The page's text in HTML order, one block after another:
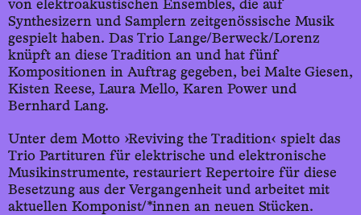
von elektroakustischen Ensembles, die auf
Synthesizern und Samplern zeitgenössische Musik
gespielt haben. Das Trio Lange/Berweck/Lorenz
knüpft an diese Tradition an und hat fünf
Kompositionen in Auftrag gegeben, bei Malte Giesen,
Kisten Reese, Laura Mello, Karen Power und
Bernhard Lang.
Unter dem Motto ›Reviving the Tradition‹ spielt das
Trio Partituren für elektrische und elektronische
Musikinstrumente, restauriert Repertoire für diese
Besetzung aus der Vergangenheit und arbeitet mit
aktuellen Komponist/*innen an neuen Stücken.